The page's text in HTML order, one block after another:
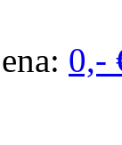
0,-